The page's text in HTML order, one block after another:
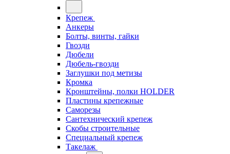
Крепеж
Анкеры
Болты, винты, гайки
Гвозди
Дюбели
Дюбель-гвозди
Заглушки под метизы
Кромка
Кронштейны, полки НОLDER
Пластины крепежные
Саморезы
Сантехнический крепеж
Скобы строительные
Специальный крепеж
Такелаж